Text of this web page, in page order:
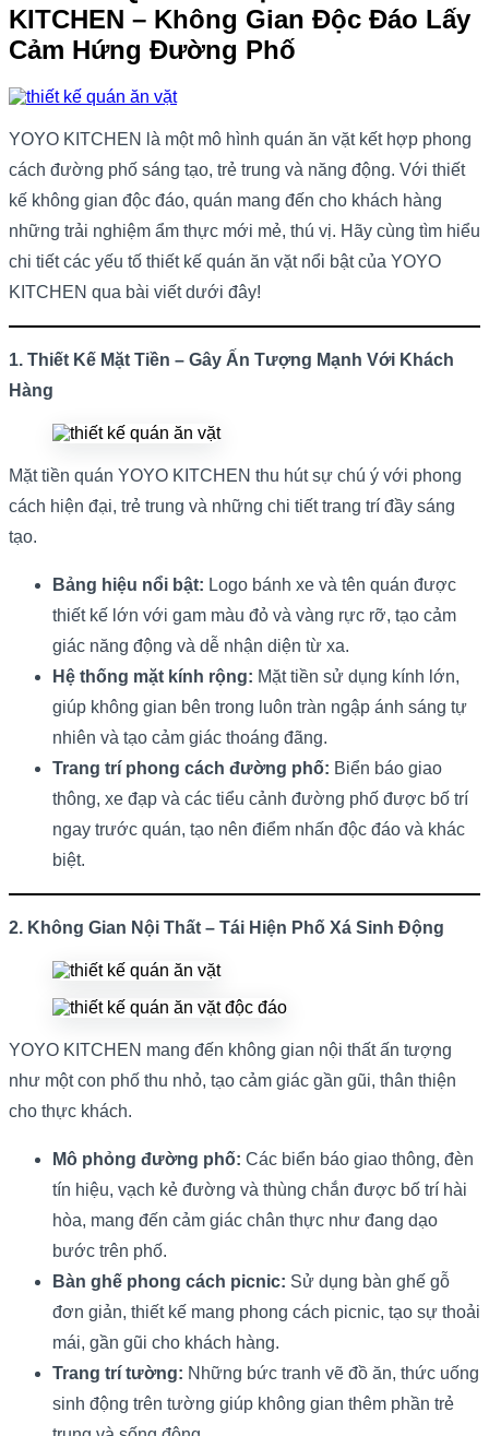
KITCHEN – Không Gian Độc Đáo Lấy
Cảm Hứng Đường Phố
YOYO KITCHEN là một mô hình quán ăn vặt kết hợp phong
cách đường phố sáng tạo, trẻ trung và năng động. Với thiết
kế không gian độc đáo, quán mang đến cho khách hàng
những trải nghiệm ẩm thực mới mẻ, thú vị. Hãy cùng tìm hiểu
chi tiết các yếu tố thiết kế quán ăn vặt nổi bật của YOYO
KITCHEN qua bài viết dưới đây!
1. Thiết Kế Mặt Tiền – Gây Ấn Tượng Mạnh Với Khách
Hàng
Mặt tiền quán YOYO KITCHEN thu hút sự chú ý với phong
cách hiện đại, trẻ trung và những chi tiết trang trí đầy sáng
tạo.
Bảng hiệu nổi bật: Logo bánh xe và tên quán được
thiết kế lớn với gam màu đỏ và vàng rực rỡ, tạo cảm
giác năng động và dễ nhận diện từ xa.
Hệ thống mặt kính rộng: Mặt tiền sử dụng kính lớn,
giúp không gian bên trong luôn tràn ngập ánh sáng tự
nhiên và tạo cảm giác thoáng đãng.
Trang trí phong cách đường phố: Biển báo giao
thông, xe đạp và các tiểu cảnh đường phố được bố trí
ngay trước quán, tạo nên điểm nhấn độc đáo và khác
biệt.
2. Không Gian Nội Thất – Tái Hiện Phố Xá Sinh Động
YOYO KITCHEN mang đến không gian nội thất ấn tượng
như một con phố thu nhỏ, tạo cảm giác gần gũi, thân thiện
cho thực khách.
Mô phỏng đường phố: Các biển báo giao thông, đèn
tín hiệu, vạch kẻ đường và thùng chắn được bố trí hài
hòa, mang đến cảm giác chân thực như đang dạo
bước trên phố.
Bàn ghế phong cách picnic: Sử dụng bàn ghế gỗ
đơn giản, thiết kế mang phong cách picnic, tạo sự thoải
mái, gần gũi cho khách hàng.
Trang trí tường: Những bức tranh vẽ đồ ăn, thức uống
sinh động trên tường giúp không gian thêm phần trẻ